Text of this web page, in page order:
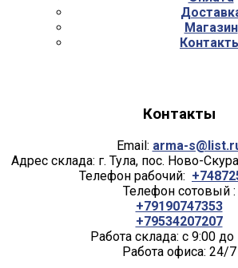
Магазин
Контакты
Email: arma-
Адрес склада: г. Тула, пос. Ново-
Телефон рабочий:
Телефон сотовый :
+79190747353
+79534207207
Работа склада: с 9:00 до
Работа офиса: 24/7